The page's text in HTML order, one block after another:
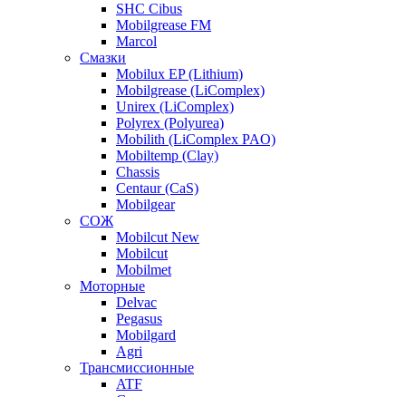
SHC Cibus
Mobilgrease FM
Marcol
Смазки
Mobilux EP (Lithium)
Mobilgrease (LiComplex)
Unirex (LiComplex)
Polyrex (Polyurea)
Mobilith (LiComplex PAO)
Mobiltemp (Clay)
Chassis
Centaur (CaS)
Mobilgear
СОЖ
Mobilcut New
Mobilcut
Mobilmet
Моторные
Delvac
Pegasus
Mobilgard
Agri
Трансмиссионные
ATF